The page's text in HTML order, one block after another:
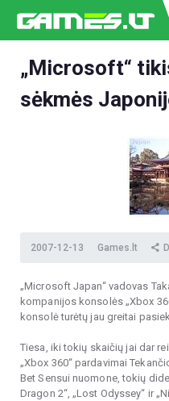
NAUJIENOS
ESPORTAS
GELEŽIS
APŽVALGOS
ŽAIDIMAI
„Microsoft“
sėkmės
2007-12-13 Games.lt
„Microsoft Japan“ vadovas
kompanijos konsolės „Xbox
konsolė turėtų jau greitai
Tiesa, iki tokių skaičių jai dar
„Xbox 360“ pardavimai
Bet Sensui nuomone, tokių
Dragon 2“, „Lost Odyssey“ ir